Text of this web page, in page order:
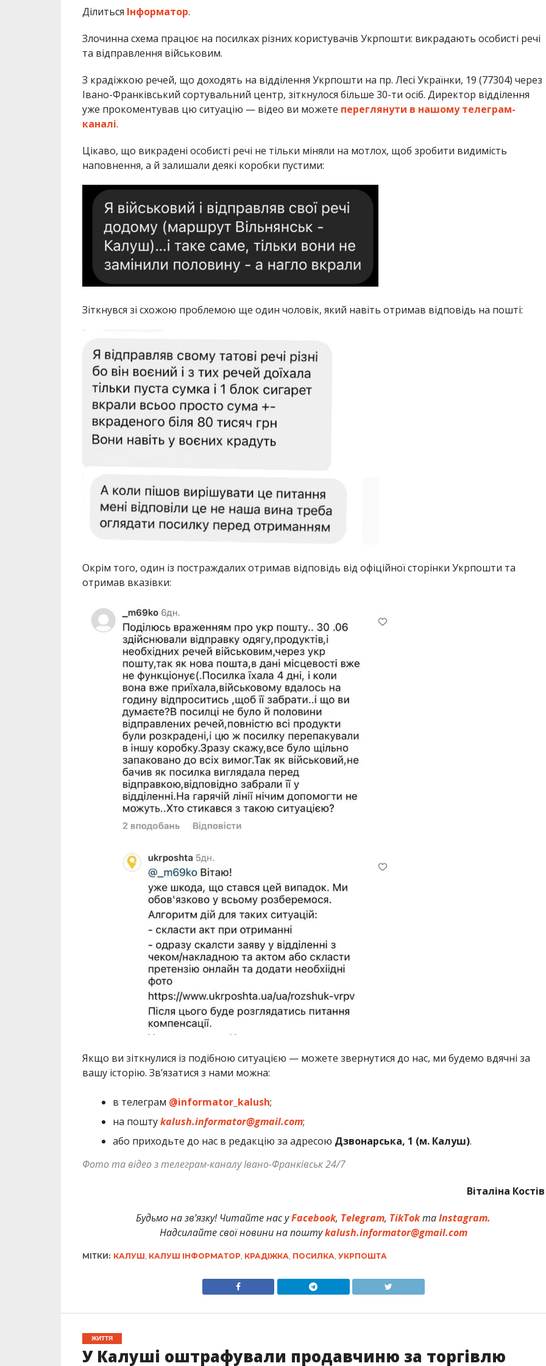
Ділиться Інформатор.
Злочинна схема працює на посилках різних користувачів Укрпошти: викрадають особисті речі
та відправлення військовим.
З крадіжкою речей, що доходять на відділення Укрпошти на пр. Лесі Українки, 19 (77304) через
Івано-Франківський сортувальний центр, зіткнулося більше 30-ти осіб. Директор відділення
уже прокоментував цю ситуацію — відео ви можете переглянути в нашому телеграм-
каналі.
Цікаво, що викрадені особисті речі не тільки міняли на мотлох, щоб зробити видимість
наповнення, а й залишали деякі коробки пустими:
Зіткнувся зі схожою проблемою ще один чоловік, який навіть отримав відповідь на пошті:
Окрім того, один із постраждалих отримав відповідь від офіційної сторінки Укрпошти та
отримав вказівки:
Якщо ви зіткнулися із подібною ситуацією — можете звернутися до нас, ми будемо вдячні за
вашу історію. Зв’язатися з нами можна:
в телеграм @informator_kalush;
на поштуkalush.informator@gmail.com;
або приходьте до нас в редакцію за адресою Дзвонарська, 1 (м. Калуш).
Фото та відео з телеграм-каналу Івано-Франківськ 24/7
Віталіна Костів
Будьмо на зв’язку! Читайте нас уFacebook, Telegram, TikTokтаInstagram.
Надсилайте свої новини на поштуkalush.informator@gmail.com
МІТКИ: КАЛУШ, КАЛУШ ІНФОРМАТОР, КРАДІЖКА, ПОСИЛКА, УКРПОШТА
ЖИТТЯ
У Калуші оштрафували продавчиню за торгівлю